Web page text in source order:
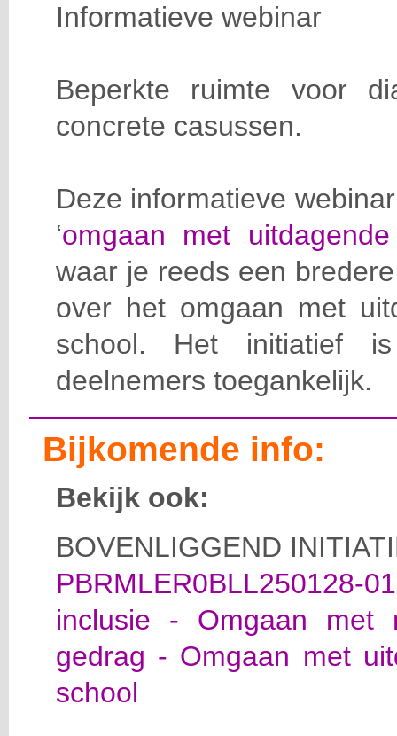
Informatieve webinar
Beperkte ruimte voor
concrete casussen.
Deze informatieve
‘omgaan met
waar je reeds een
over het omgaan met
school. Het initiatief
deelnemers toegankelijk.
Bijkomende info:
Bekijk ook:
BOVENLIGGEND
inclusie - Omgaan met
gedrag - Omgaan met
school